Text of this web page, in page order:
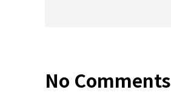
No Comments